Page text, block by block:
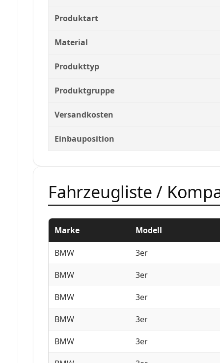
Produktart
Material
Produkttyp
Produktgruppe
Versandkosten
Einbauposition
Fahrzeugliste /
Marke Modell
BMW 3er
BMW 3er
BMW 3er
BMW 3er
BMW 3er